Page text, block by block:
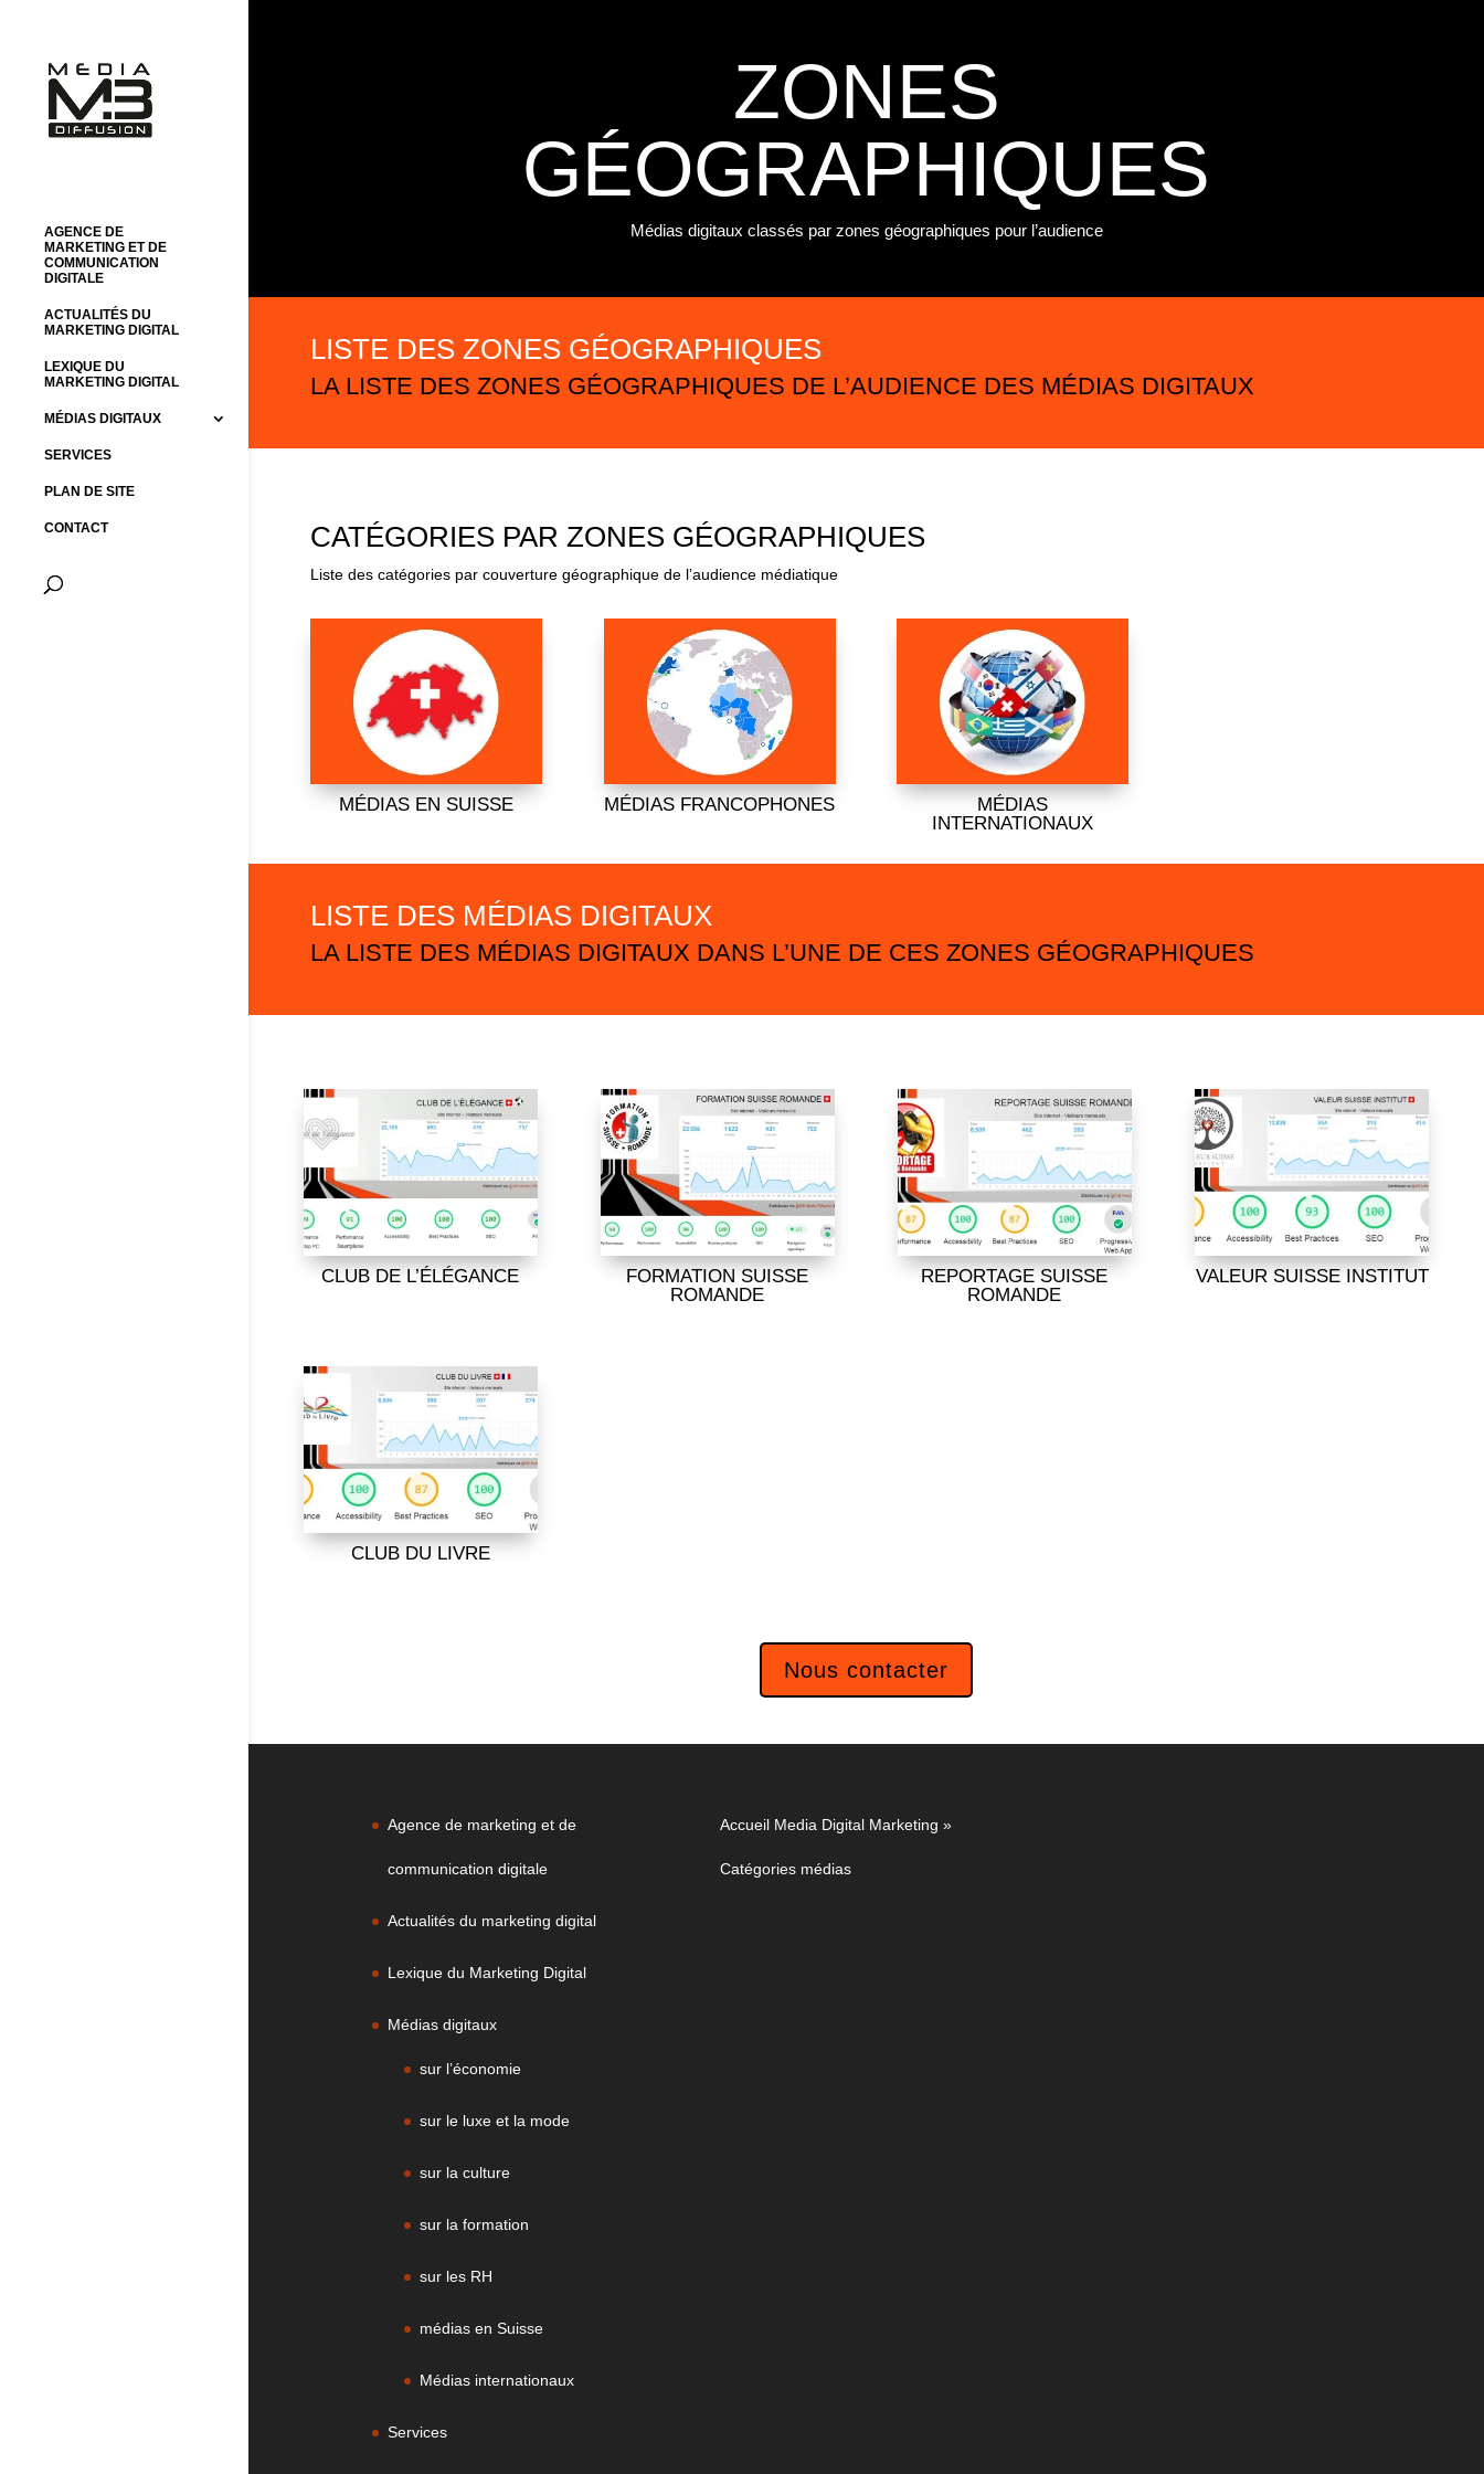
AGENCE DE
MARKETING ET DE
COMMUNICATION
DIGITALE
ACTUALITÉS DU
MARKETING DIGITAL
LEXIQUE DU
MARKETING DIGITAL
MÉDIAS DIGITAUX
SERVICES
PLAN DE SITE
CONTACT
ZONES
GÉOGRAPHIQUES
Médias digitaux classés par zones géographiques pour l’audience
LISTE DES ZONES GÉOGRAPHIQUES
LA LISTE DES ZONES GÉOGRAPHIQUES DE L’AUDIENCE DES MÉDIAS DIGITAUX
CATÉGORIES PAR ZONES GÉOGRAPHIQUES
Liste des catégories par couverture géographique de l’audience médiatique
MÉDIAS EN SUISSE MÉDIAS FRANCOPHONES
MÉDIAS
INTERNATIONAUX
LISTE DES MÉDIAS DIGITAUX
LA LISTE DES MÉDIAS DIGITAUX DANS L’UNE DE CES ZONES GÉOGRAPHIQUES
CLUB DE L’ÉLÉGANCE
FORMATION SUISSE
ROMANDE
REPORTAGE SUISSE
ROMANDE
VALEUR SUISSE INSTITUT
CLUB DU LIVRE
Nous contacter
Agence de marketing et de
communication digitale
Actualités du marketing digital
Lexique du Marketing Digital
Médias digitaux
sur l’économie
sur le luxe et la mode
sur la culture
sur la formation
sur les RH
médias en Suisse
Médias internationaux
Services
Accueil Media Digital Marketing »
Catégories médias